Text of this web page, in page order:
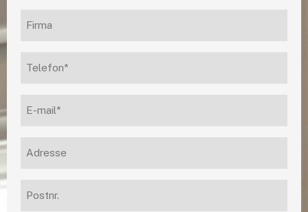
(Påkrævet)
mail
(Påkrævet)
(Påkrævet)